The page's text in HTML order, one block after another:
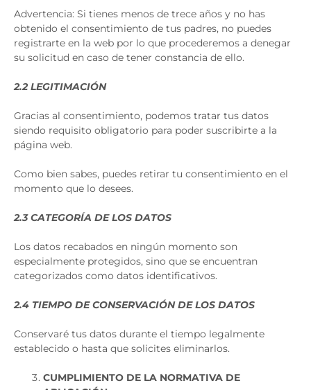
Advertencia: Si tienes menos de trece años y no has
obtenido el consentimiento de tus padres, no puedes
registrarte en la web por lo que procederemos a denegar
su solicitud en caso de tener constancia de ello.
2.2 LEGITIMACIÓN
Gracias al consentimiento, podemos tratar tus datos
siendo requisito obligatorio para poder suscribirte a la
página web.
Como bien sabes, puedes retirar tu consentimiento en el
momento que lo desees.
2.3 CATEGORÍA DE LOS DATOS
Los datos recabados en ningún momento son
especialmente protegidos, sino que se encuentran
categorizados como datos identificativos.
2.4 TIEMPO DE CONSERVACIÓN DE LOS DATOS
Conservaré tus datos durante el tiempo legalmente
establecido o hasta que solicites eliminarlos.
CUMPLIMIENTO DE LA NORMATIVA DE